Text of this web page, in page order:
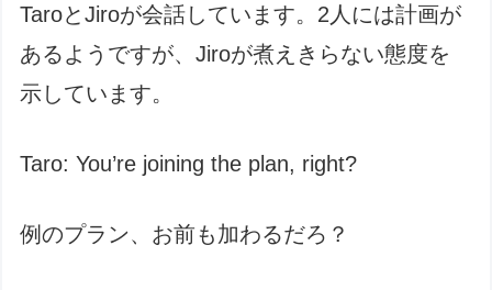
TaroとJiroが会話しています。2人には計画が
あるようですが、Jiroが煮えきらない態度を
示しています。
Taro: You’re joining the plan, right?
例のプラン、お前も加わるだろ？